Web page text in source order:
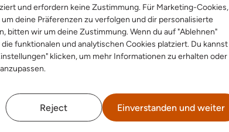
und erfordern keine Zustimmung. Für Marketing-Cookies,
deine Präferenzen zu verfolgen und dir personalisierte
bitten wir um deine Zustimmung. Wenn du auf "Ablehnen"
funktionalen und analytischen Cookies platziert. Du kannst
klicken, um mehr Informationen zu erhalten oder
Reject Einverstanden und weiter
&
Waschanleitung